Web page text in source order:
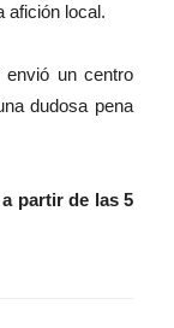
afición local.
un centro
dudosa pena
partir de las 5